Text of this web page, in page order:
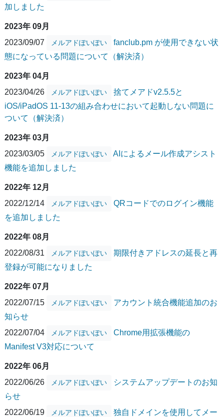
加しました
2023年 09月
2023/09/07
メルアドぽいぽい
fanclub.pm が使用できない状
態になっている問題について（解決済）
2023年 04月
2023/04/26
メルアドぽいぽい
捨てメアドv2.5.5と
iOS/iPadOS 11-13の組み合わせにおいて起動しない問題に
ついて（解決済）
2023年 03月
2023/03/05
メルアドぽいぽい
AIによるメール作成アシスト
機能を追加しました
2022年 12月
2022/12/14
メルアドぽいぽい
QRコードでのログイン機能
を追加しました
2022年 08月
2022/08/31
メルアドぽいぽい
期限付きアドレスの延長と再
登録が可能になりました
2022年 07月
2022/07/15
メルアドぽいぽい
アカウント統合機能追加のお
知らせ
2022/07/04
メルアドぽいぽい
Chrome用拡張機能の
Manifest V3対応について
2022年 06月
2022/06/26
メルアドぽいぽい
システムアップデートのお知
らせ
2022/06/19
メルアドぽいぽい
独自ドメインを使用してメー